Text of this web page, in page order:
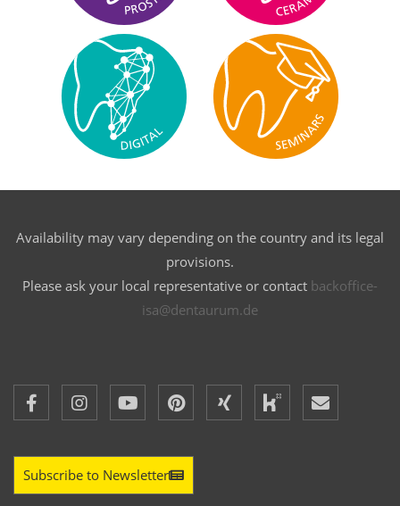
Availability may vary depending on the country and its legal
provisions.
Please ask your local representative or contact backoffice-
isa@dentaurum.de
Subscribe to Newsletter